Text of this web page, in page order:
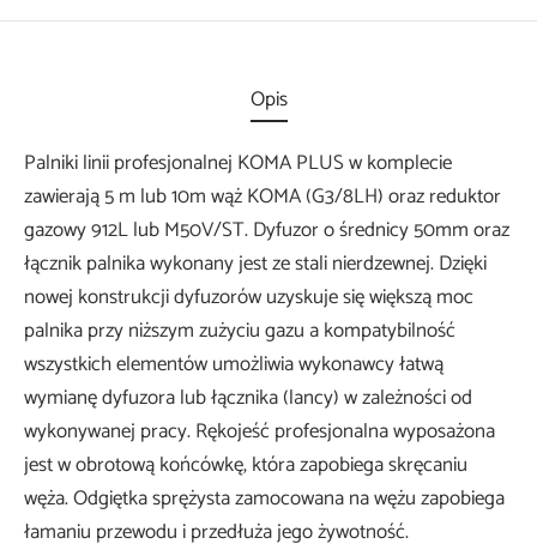
Opis
Palniki linii profesjonalnej KOMA PLUS w komplecie
zawierają 5 m lub 10m wąż KOMA (G3/8LH) oraz reduktor
gazowy 912L lub M50V/ST. Dyfuzor o średnicy 50mm oraz
łącznik palnika wykonany jest ze stali nierdzewnej. Dzięki
nowej konstrukcji dyfuzorów uzyskuje się większą moc
palnika przy niższym zużyciu gazu a kompatybilność
wszystkich elementów umożliwia wykonawcy łatwą
wymianę dyfuzora lub łącznika (lancy) w zależności od
wykonywanej pracy. Rękojeść profesjonalna wyposażona
jest w obrotową końcówkę, która zapobiega skręcaniu
węża. Odgiętka sprężysta zamocowana na wężu zapobiega
łamaniu przewodu i przedłuża jego żywotność.